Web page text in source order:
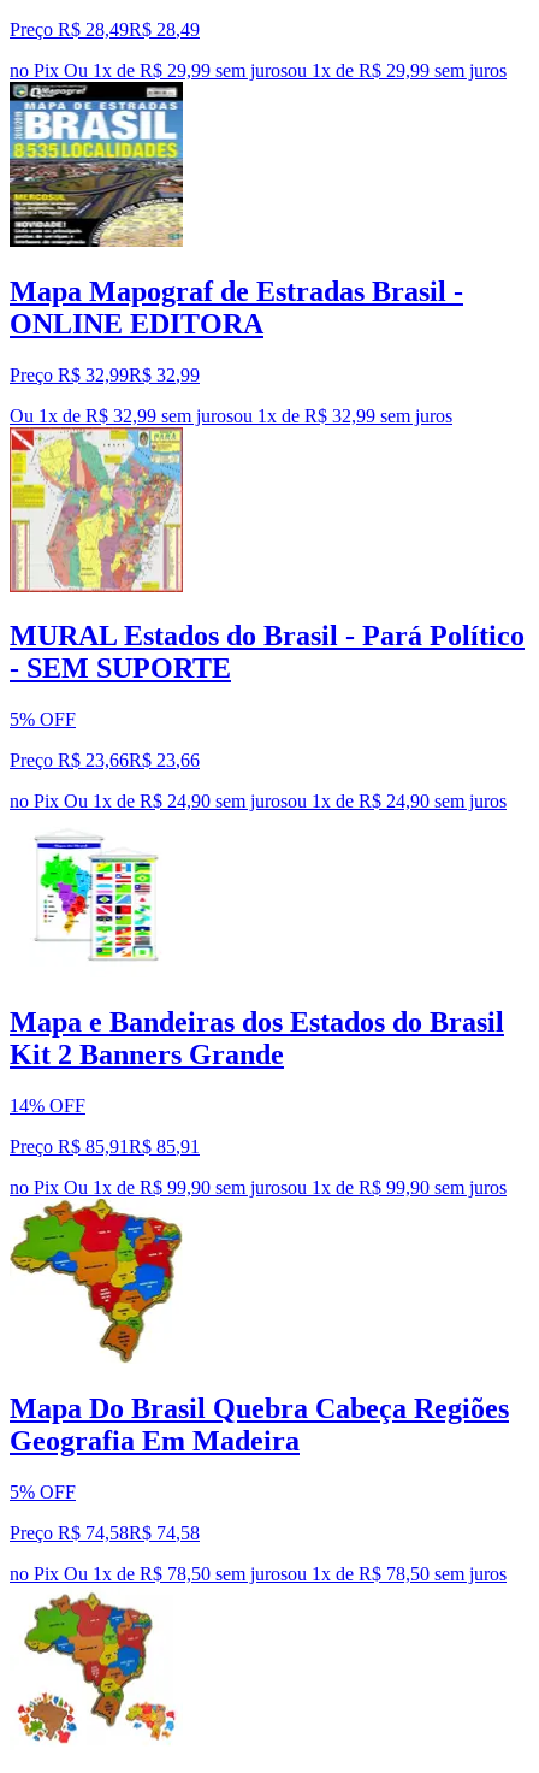
Preço R$ 28,49R$ 28,49
no Pix Ou 1x de R$ 29,99 sem jurosou 1x de R$ 29,99 sem juros
Mapa Mapograf de Estradas Brasil -
ONLINE EDITORA
Preço R$ 32,99R$ 32,99
Ou 1x de R$ 32,99 sem jurosou 1x de R$ 32,99 sem juros
MURAL Estados do Brasil - Pará Político
- SEM SUPORTE
5% OFF
Preço R$ 23,66R$ 23,66
no Pix Ou 1x de R$ 24,90 sem jurosou 1x de R$ 24,90 sem juros
Mapa e Bandeiras dos Estados do Brasil
Kit 2 Banners Grande
14% OFF
Preço R$ 85,91R$ 85,91
no Pix Ou 1x de R$ 99,90 sem jurosou 1x de R$ 99,90 sem juros
Mapa Do Brasil Quebra Cabeça Regiões
Geografia Em Madeira
5% OFF
Preço R$ 74,58R$ 74,58
no Pix Ou 1x de R$ 78,50 sem jurosou 1x de R$ 78,50 sem juros